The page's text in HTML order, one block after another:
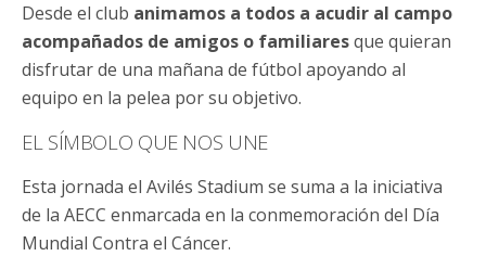
Desde el club animamos a todos a acudir al campo
acompañados de amigos o familiaresque quieran
disfrutar de una mañana de fútbol apoyando al
equipo en la pelea por su objetivo.
EL SÍMBOLO QUE NOS UNE
Esta jornada el Avilés Stadium se suma a la iniciativa
de la AECC enmarcada en la conmemoración del Día
Mundial Contra el Cáncer.